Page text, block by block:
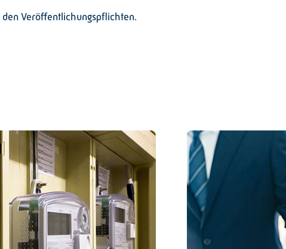
Veröffentlichungspflichten.